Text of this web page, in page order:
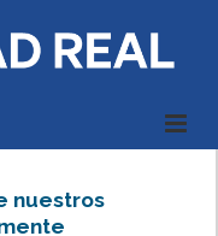
nuestros